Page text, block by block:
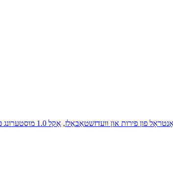
פון פירות און וועדזשטאַבאַלז, אַקל 1.0 מוסטערונג פּלאַן